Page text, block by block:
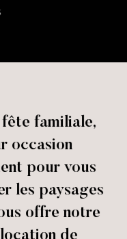
familiale,
occasion
pour vous
les paysages
offre notre